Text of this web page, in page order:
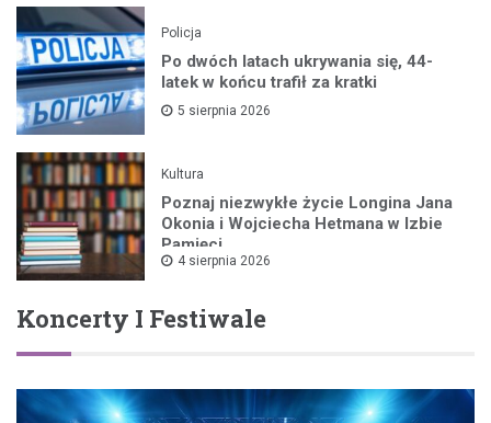
Policja
Po dwóch latach ukrywania się, 44-
latek w końcu trafił za kratki
5 sierpnia 2026
Kultura
Poznaj niezwykłe życie Longina Jana
Okonia i Wojciecha Hetmana w Izbie
Pamięci
4 sierpnia 2026
Koncerty I Festiwale